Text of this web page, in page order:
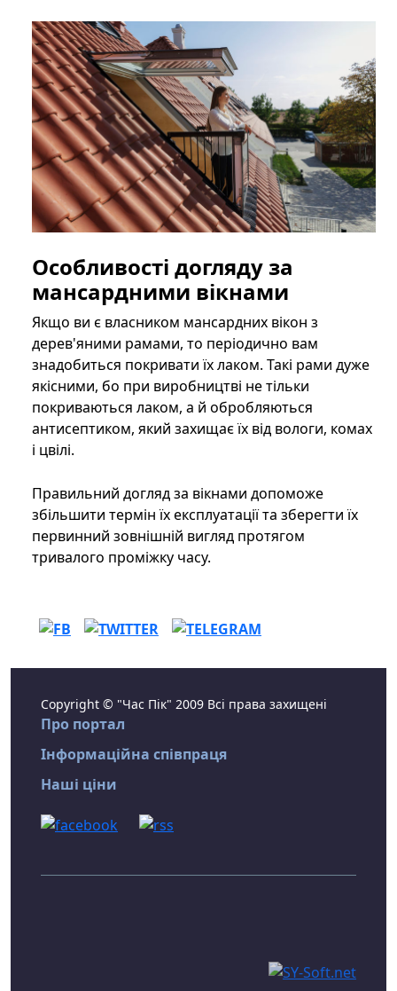
Особливості догляду за
мансардними вікнами
Якщо ви є власником мансардних вікон з
дерев'яними рамами, то періодично вам
знадобиться покривати їх лаком. Такі рами дуже
якісними, бо при виробництві не тільки
покриваються лаком, а й обробляються
антисептиком, який захищає їх від вологи, комах
і цвілі.
Правильний догляд за вікнами допоможе
збільшити термін їх експлуатації та зберегти їх
первинний зовнішній вигляд протягом
тривалого проміжку часу.
Copyright © "Час Пік" 2009 Всі права захищені
Про портал
Інформаційна співпраця
Наші ціни